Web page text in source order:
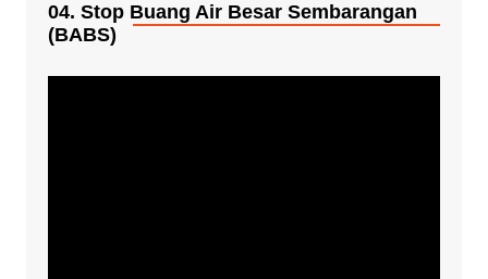
04. Stop Buang Air Besar Sembarangan
(BABS)